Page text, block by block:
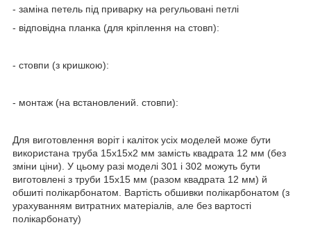
- заміна петель під приварку на регульовані петлі
- відповідна планка (для кріплення на стовп):
- стовпи (з кришкою):
- монтаж (на встановлений. стовпи):
Для виготовлення воріт і каліток усіх моделей може бути
використана труба 15х15х2 мм замість квадрата 12 мм (без
зміни ціни). У цьому разі моделі 301 і 302 можуть бути
виготовлені з труби 15х15 мм (разом квадрата 12 мм) й
обшиті полікарбонатом. Вартість обшивки полікарбонатом (з
урахуванням витратних матеріалів, але без вартості
полікарбонату)